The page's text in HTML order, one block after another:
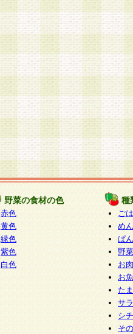
野菜の食材の色
赤色
黄色
緑色
紫色
白色
種
ご
めん
ぱん
野
お
お
た
サ
シ
そ